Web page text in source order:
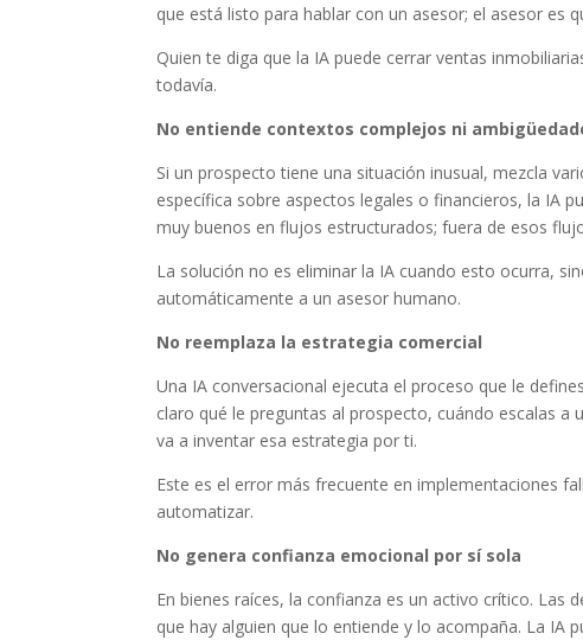
que está listo para hablar con un asesor; el asesor es
Quien te diga que la IA puede cerrar ventas
todavía.
No entiende contextos complejos ni
Si un prospecto tiene una situación inusual, mezcla
específica sobre aspectos legales o financieros, la IA
muy buenos en flujos estructurados; fuera de esos
La solución no es eliminar la IA cuando esto ocurra,
automáticamente a un asesor humano.
No reemplaza la estrategia comercial
Una IA conversacional ejecuta el proceso que le
claro qué le preguntas al prospecto, cuándo escalas
va a inventar esa estrategia por ti.
Este es el error más frecuente en implementaciones
automatizar.
No genera confianza emocional por sí sola
En bienes raíces, la confianza es un activo crítico. Las
que hay alguien que lo entiende y lo acompaña. La